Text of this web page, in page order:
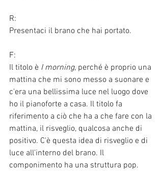
R:
Presentaci il brano che hai portato.
F:
Il titolo è I morning, perché è proprio una
mattina che mi sono messo a suonare e
c'era una bellissima luce nel luogo dove
ho il pianoforte a casa. Il titolo fa
riferimento a ciò che ha a che fare con la
mattina, il risveglio, qualcosa anche di
positivo. C'è questa idea di risveglio e di
luce all'interno del brano. Il
componimento ha una struttura pop.